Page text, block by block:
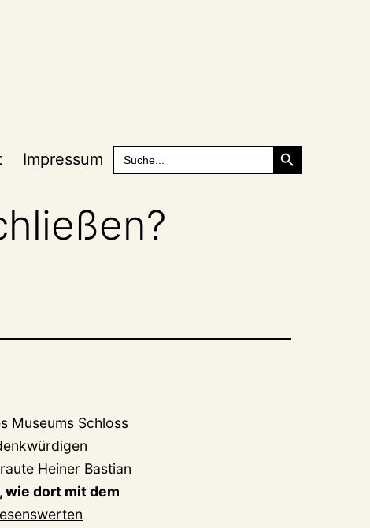
Impressum
Search
for:
Search Button
Museums Schloss
Heiner Bastian
wie dort mit dem